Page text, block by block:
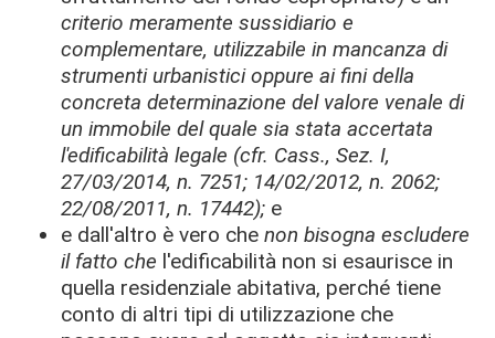
criterio meramente sussidiario e
complementare, utilizzabile in mancanza di
strumenti urbanistici oppure ai fini della
concreta determinazione del valore venale di
un immobile del quale sia stata accertata
l'edificabilità legale (cfr. Cass., Sez. I,
27/03/2014, n. 7251; 14/02/2012, n. 2062;
22/08/2011, n. 17442); e
e dall'altro è vero che non bisogna escludere
il fatto che l'edificabilità non si esaurisce in
quella residenziale abitativa, perché tiene
conto di altri tipi di utilizzazione che